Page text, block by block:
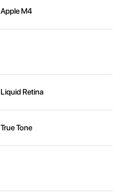
Apple M4
Liquid Retina
True Tone